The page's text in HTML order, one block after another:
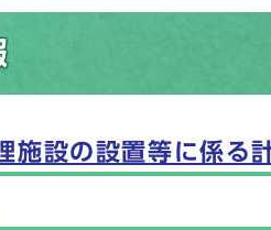
施設の設置等に係る